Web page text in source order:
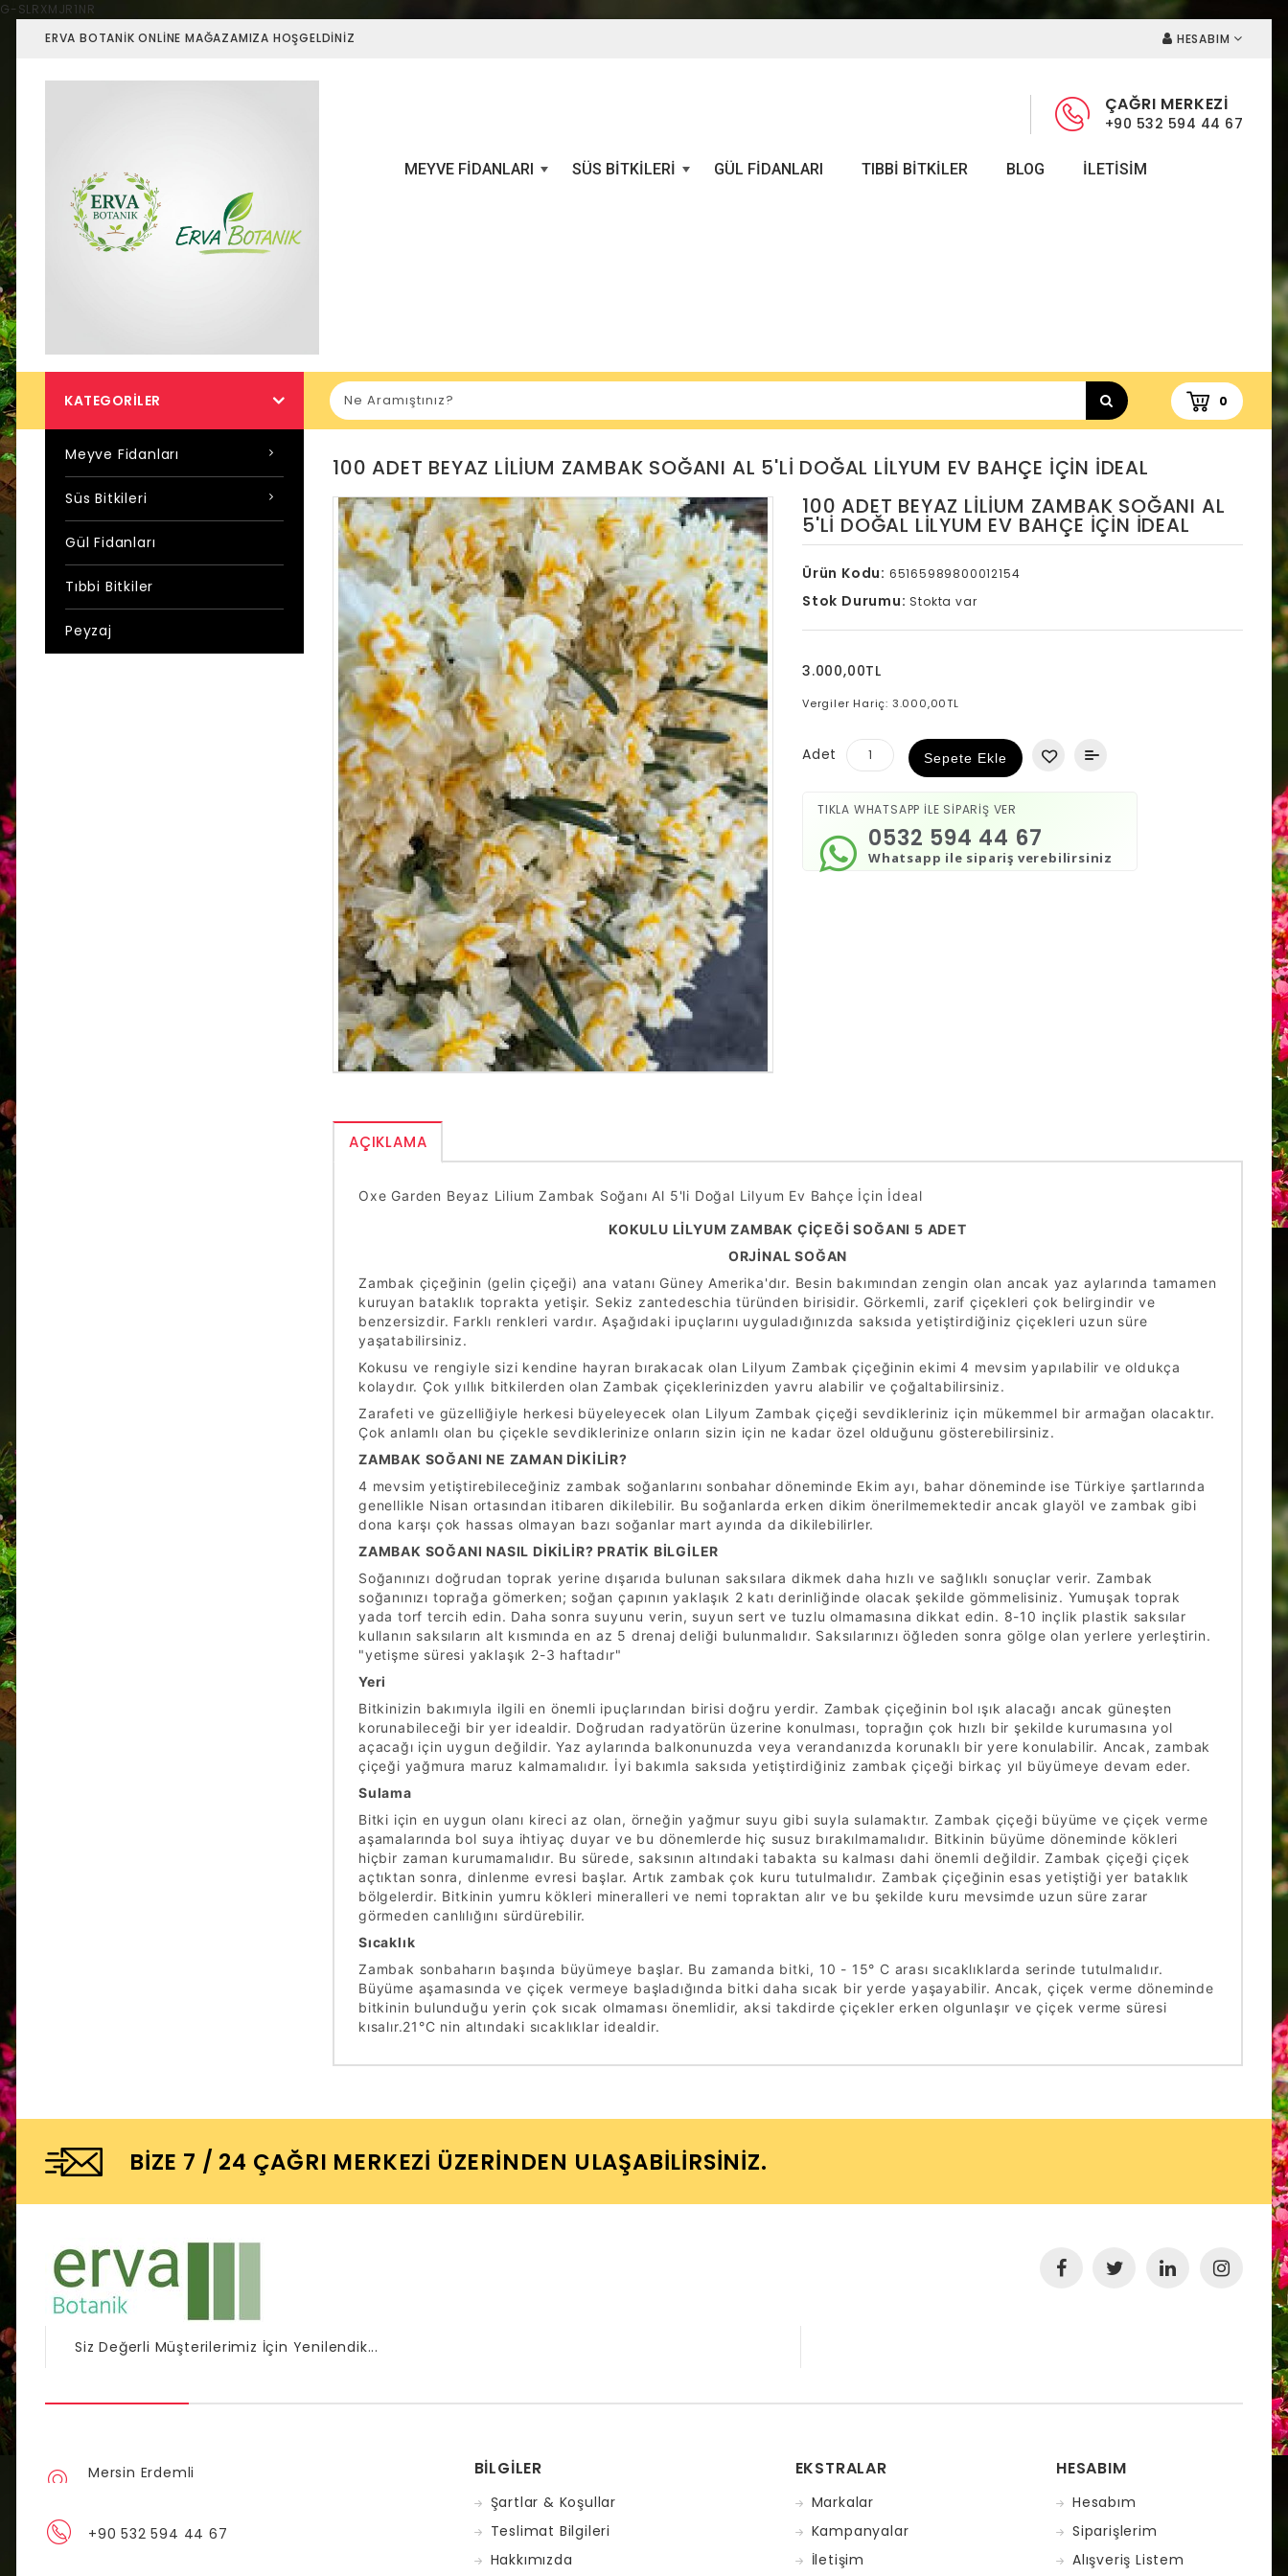
G-SLRXMJR1NR
ERVA BOTANIK ONLINE MAĞAZAMIZA HOŞGELDINIZ
HESABIM
ÇAĞRI MERKEZİ
+90 532 594 44 67
MEYVE FIDANLARI SÜS BITKILERI GÜL FIDANLARI TIBBI BITKILER BLOG ILETISIM
KATEGORILER 0
Meyve Fidanları
Süs Bitkileri
Gül Fidanları
Tıbbi Bitkiler
Peyzaj
100 ADET BEYAZ LILIUM ZAMBAK SOĞANI AL 5'LI DOĞAL LILYUM EV BAHÇE İÇIN İDEAL
100 ADET BEYAZ LILIUM ZAMBAK SOĞANI AL
5'LI DOĞAL LILYUM EV BAHÇE İÇIN İDEAL
Ürün Kodu: 65165989800012154
Stok Durumu: Stokta var
3.000,00TL
Vergiler Hariç: 3.000,00TL
Adet Sepete Ekle
TIKLA WHATSAPP İLE SİPARİŞ VER
Whatsapp ile sipariş verebilirsiniz
0532 594 44 67
AÇIKLAMA
Oxe Garden Beyaz Lilium Zambak Soğanı Al 5'li Doğal Lilyum Ev Bahçe İçin İdeal
KOKULU LİLYUM ZAMBAK ÇİÇEĞİ SOĞANI 5 ADET
ORJİNAL SOĞAN
Zambak çiçeğinin (gelin çiçeği) ana vatanı Güney Amerika'dır. Besin bakımından zengin olan ancak yaz aylarında tamamen
kuruyan bataklık toprakta yetişir. Sekiz zantedeschia türünden birisidir. Görkemli, zarif çiçekleri çok belirgindir ve
benzersizdir. Farklı renkleri vardır. Aşağıdaki ipuçlarını uyguladığınızda saksıda yetiştirdiğiniz çiçekleri uzun süre
yaşatabilirsiniz.
Kokusu ve rengiyle sizi kendine hayran bırakacak olan Lilyum Zambak çiçeğinin ekimi 4 mevsim yapılabilir ve oldukça
kolaydır. Çok yıllık bitkilerden olan Zambak çiçeklerinizden yavru alabilir ve çoğaltabilirsiniz.
Zarafeti ve güzelliğiyle herkesi büyeleyecek olan Lilyum Zambak çiçeği sevdikleriniz için mükemmel bir armağan olacaktır.
Çok anlamlı olan bu çiçekle sevdiklerinize onların sizin için ne kadar özel olduğunu gösterebilirsiniz.
ZAMBAK SOĞANI NE ZAMAN DİKİLİR?
4 mevsim yetiştirebileceğiniz zambak soğanlarını sonbahar döneminde Ekim ayı, bahar döneminde ise Türkiye şartlarında
genellikle Nisan ortasından itibaren dikilebilir. Bu soğanlarda erken dikim önerilmemektedir ancak glayöl ve zambak gibi
dona karşı çok hassas olmayan bazı soğanlar mart ayında da dikilebilirler.
ZAMBAK SOĞANI NASIL DİKİLİR? PRATİK BİLGİLER
Soğanınızı doğrudan toprak yerine dışarıda bulunan saksılara dikmek daha hızlı ve sağlıklı sonuçlar verir. Zambak
soğanınızı toprağa gömerken; soğan çapının yaklaşık 2 katı derinliğinde olacak şekilde gömmelisiniz. Yumuşak toprak
yada torf tercih edin. Daha sonra suyunu verin, suyun sert ve tuzlu olmamasına dikkat edin. 8-10 inçlik plastik saksılar
kullanın saksıların alt kısmında en az 5 drenaj deliği bulunmalıdır. Saksılarınızı öğleden sonra gölge olan yerlere yerleştirin.
"yetişme süresi yaklaşık 2-3 haftadır"
Yeri
Bitkinizin bakımıyla ilgili en önemli ipuçlarından birisi doğru yerdir. Zambak çiçeğinin bol ışık alacağı ancak güneşten
korunabileceği bir yer idealdir. Doğrudan radyatörün üzerine konulması, toprağın çok hızlı bir şekilde kurumasına yol
açacağı için uygun değildir. Yaz aylarında balkonunuzda veya verandanızda korunaklı bir yere konulabilir. Ancak, zambak
çiçeği yağmura maruz kalmamalıdır. İyi bakımla saksıda yetiştirdiğiniz zambak çiçeği birkaç yıl büyümeye devam eder.
Sulama
Bitki için en uygun olanı kireci az olan, örneğin yağmur suyu gibi suyla sulamaktır. Zambak çiçeği büyüme ve çiçek verme
aşamalarında bol suya ihtiyaç duyar ve bu dönemlerde hiç susuz bırakılmamalıdır. Bitkinin büyüme döneminde kökleri
hiçbir zaman kurumamalıdır. Bu sürede, saksının altındaki tabakta su kalması dahi önemli değildir. Zambak çiçeği çiçek
açtıktan sonra, dinlenme evresi başlar. Artık zambak çok kuru tutulmalıdır. Zambak çiçeğinin esas yetiştiği yer bataklık
bölgelerdir. Bitkinin yumru kökleri mineralleri ve nemi topraktan alır ve bu şekilde kuru mevsimde uzun süre zarar
görmeden canlılığını sürdürebilir.
Sıcaklık
Zambak sonbaharın başında büyümeye başlar. Bu zamanda bitki, 10 - 15° C arası sıcaklıklarda serinde tutulmalıdır.
Büyüme aşamasında ve çiçek vermeye başladığında bitki daha sıcak bir yerde yaşayabilir. Ancak, çiçek verme döneminde
bitkinin bulunduğu yerin çok sıcak olmaması önemlidir, aksi takdirde çiçekler erken olgunlaşır ve çiçek verme süresi
kısalır.21°C nin altındaki sıcaklıklar idealdir.
BIZE 7 / 24 ÇAĞRI MERKEZI ÜZERINDEN ULAŞABILIRSINIZ.
Siz Değerli Müşterilerimiz İçin Yenilendik...
Mersin Erdemli
+90 532 594 44 67
BILGILER
Şartlar & Koşullar
Teslimat Bilgileri
Hakkımızda
EKSTRALAR
Markalar
Kampanyalar
İletişim
HESABIM
Hesabım
Siparişlerim
Alışveriş Listem